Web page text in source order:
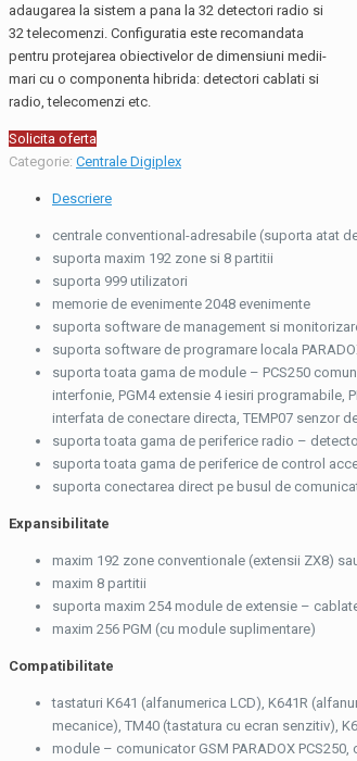
adaugarea la sistem a pana la 32 detectori radio si
32 telecomenzi. Configuratia este recomandata
pentru protejarea obiectivelor de dimensiuni medii-
mari cu o componenta hibrida: detectori cablati si
radio, telecomenzi etc.
Solicita oferta
Categorie: Centrale Digiplex
Descriere
centrale conventional-adresabile (suporta atat
suporta maxim 192 zone si 8 partitii
suporta 999 utilizatori
memorie de evenimente 2048 evenimente
suporta software de management si
suporta software de programare locala
suporta toata gama de module – PCS250
interfonie, PGM4 extensie 4 iesiri programabile,
interfata de conectare directa, TEMP07 senzor
suporta toata gama de periferice radio –
suporta toata gama de periferice de control
suporta conectarea direct pe busul de
Expansibilitate
maxim 192 zone conventionale (extensii ZX8)
maxim 8 partitii
suporta maxim 254 module de extensie –
maxim 256 PGM (cu module suplimentare)
Compatibilitate
tastaturi K641 (alfanumerica LCD), K641R
mecanice), TM40 (tastatura cu ecran senzitiv),
module – comunicator GSM PARADOX PCS250,